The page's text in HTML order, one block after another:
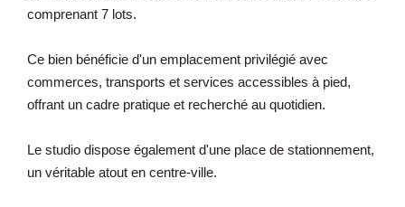
comprenant 7 lots.
Ce bien bénéficie d'un emplacement privilégié avec
commerces, transports et services accessibles à pied,
offrant un cadre pratique et recherché au quotidien.
Le studio dispose également d'une place de stationnement,
un véritable atout en centre-ville.